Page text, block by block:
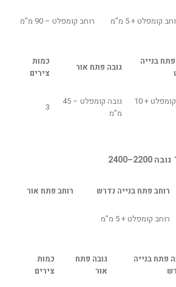
קומפלט + 5 מ”מ רוחב קומפלט – 90 מ”מ
בנייה
גובה פתח אור
כמות
צירים
גובה קומפלט + 10
גובה קומפלט – 45
מ”מ
3
רוחב פתח בנייה נדרש
רוחב פתח אור
רוחב קומפלט + 5 מ”מ
פתח בנייה
גובה פתח
אור
כמות
צירים